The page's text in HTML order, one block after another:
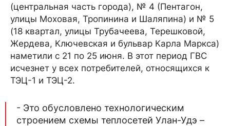
(центральная часть города), № 4 (Пентагон,
улицы Моховая, Тропинина и Шаляпина) и № 5
(18 квартал, улицы Трубачеева, Терешковой,
Жердева, Ключевская и бульвар Карла Маркса)
наметили с 21 по 25 июня. В этот период ГВС
исчезнет у всех потребителей, относящихся к
ТЭЦ-1 и ТЭЦ-2.
- Это обусловлено технологическим
строением схемы теплосетей Улан-Удэ –